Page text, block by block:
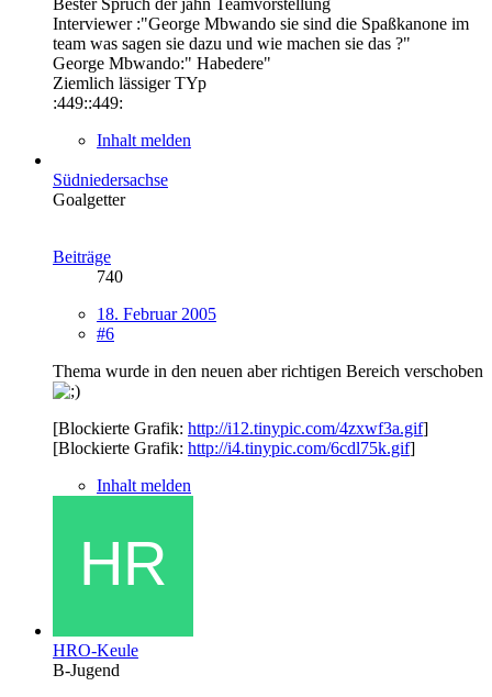
Interviewer :"George Mbwando sie sind die Spaßkanone im
team was sagen sie dazu und wie machen sie das ?"
George Mbwando:" Habedere"
Ziemlich lässiger TYp
:449::449:
Inhalt melden
Südniedersachse
Goalgetter
Beiträge
740
18. Februar 2005
#6
Thema wurde in den neuen aber richtigen Bereich verschoben
[Blockierte Grafik: http://i12.tinypic.com/4zxwf3a.gif]
[Blockierte Grafik: http://i4.tinypic.com/6cdl75k.gif]
Inhalt melden
HRO-Keule
B-Jugend